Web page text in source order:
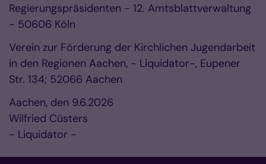
Regierungspräsidenten - 12. Amtsblattverwaltung
- 50606 Köln
Verein zur Förderung der Kirchlichen Jugendarbeit
in den Regionen Aachen, - Liquidator-, Eupener
Str. 134; 52066 Aachen
Aachen, den 9.6.2026
Wilfried Cüsters
- Liquidator -